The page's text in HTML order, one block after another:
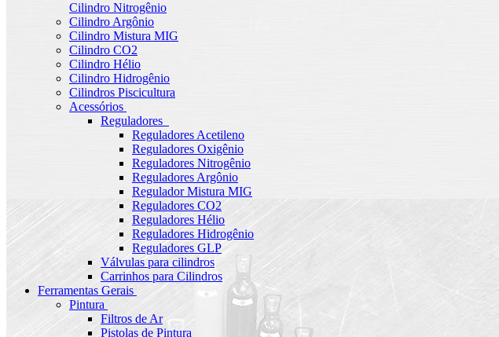
Cilindro Nitrogênio
Cilindro Argônio
Cilindro Mistura MIG
Cilindro CO2
Cilindro Hélio
Cilindro Hidrogênio
Cilindros Piscicultura
Acessórios
Reguladores
Reguladores Acetileno
Reguladores Oxigênio
Reguladores Nitrogênio
Reguladores Argônio
Regulador Mistura MIG
Reguladores CO2
Reguladores Hélio
Reguladores Hidrogênio
Reguladores GLP
Válvulas para cilindros
Carrinhos para Cilindros
Ferramentas Gerais
Pintura
Filtros de Ar
Pistolas de Pintura